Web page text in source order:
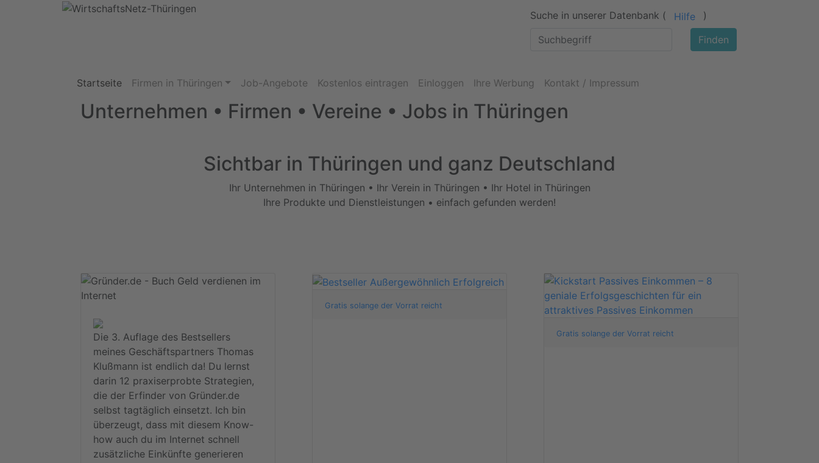
Suche in unserer Datenbank ( Hilfe
)
Finden
Startseite Firmen in Thüringen Job-Angebote Kostenlos eintragen Einloggen Ihre Werbung Kontakt / Impressum
Unternehmen • Firmen • Vereine • Jobs in Thüringen
Sichtbar in Thüringen und ganz Deutschland
Ihr Unternehmen in Thüringen • Ihr Verein in Thüringen • Ihr Hotel in Thüringen
Ihre Produkte und Dienstleistungen • einfach gefunden werden!
Die 3. Auflage des Bestsellers
meines Geschäftspartners Thomas
Klußmann ist endlich da! Du lernst
darin 12 praxiserprobte Strategien,
die der Erfinder von Gründer.de
selbst tagtäglich einsetzt. Ich bin
überzeugt, dass mit diesem Know-
how auch du im Internet schnell
zusätzliche Einkünfte generieren
Gratis solange der Vorrat reicht
Gratis solange der Vorrat reicht